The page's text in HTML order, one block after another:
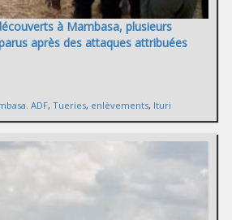
à Mambasa, plusieurs
après des attaques attribuées
ADF, Tueries, enlèvements, Ituri